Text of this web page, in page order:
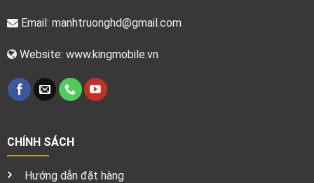
Email: manhtruonghd@gmail.com
Website: www.kingmobile.vn
CHÍNH SÁCH
Hướng dẫn đặt hàng